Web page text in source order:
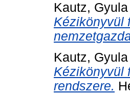
Kautz, Gyula
Kézikönyvül
Kautz, Gyula
Kézikönyvül
rendszere.